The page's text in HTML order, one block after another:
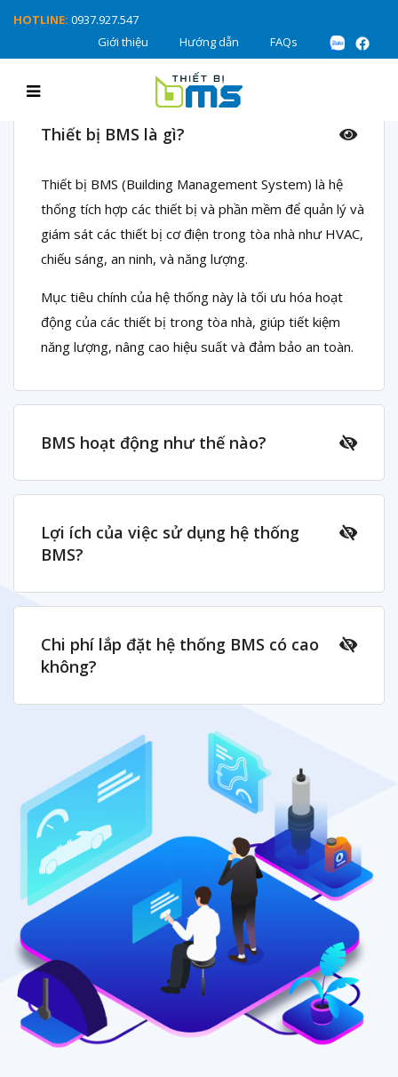
HOTLINE: 0937.927.547
Giới thiệu
Hướng dẫn FAQs
Giải Đáp VềThiết Bị BMS
Thiết bị BMS là gì?
Thiết bị BMS (Building Management System) là hệ
thống tích hợp các thiết bị và phần mềm để quản lý và
giám sát các thiết bị cơ điện trong tòa nhà như HVAC,
chiếu sáng, an ninh, và năng lượng.
Mục tiêu chính của hệ thống này là tối ưu hóa hoạt
động của các thiết bị trong tòa nhà, giúp tiết kiệm
năng lượng, nâng cao hiệu suất và đảm bảo an toàn.
BMS hoạt động như thế nào?
Lợi ích của việc sử dụng hệ thống
BMS?
Chi phí lắp đặt hệ thống BMS có cao
không?